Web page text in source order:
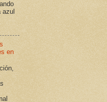
azul
en